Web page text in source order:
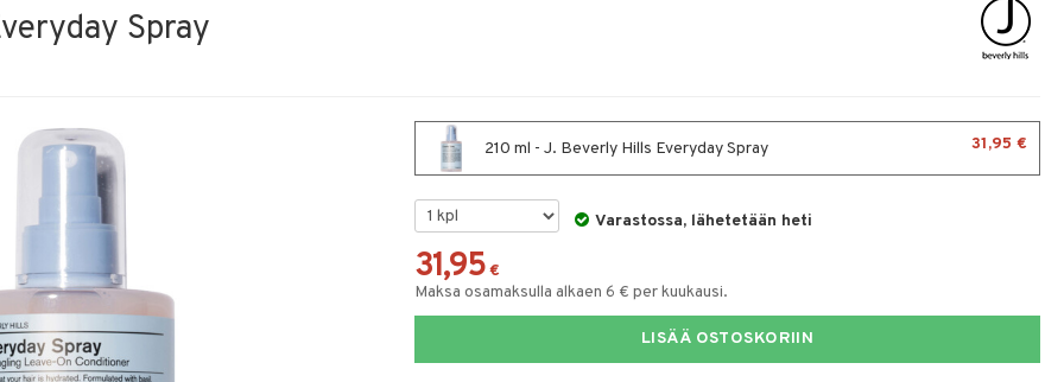
Spray
210 ml - J. Beverly Hills Everyday Spray 31,95 €
Varastossa, lähetetään heti
31,95 €
Maksa osamaksulla alkaen 6 € per kuukausi.
LISÄÄ OSTOSKORIIN